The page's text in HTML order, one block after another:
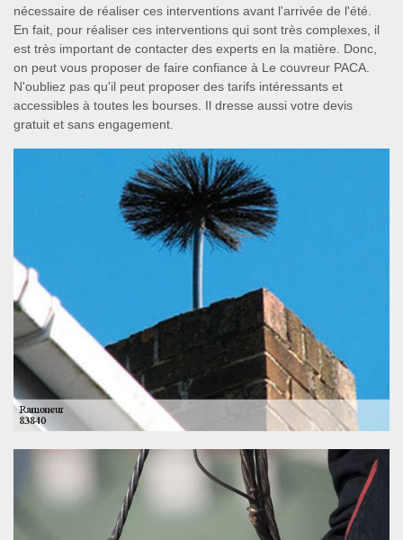
nécessaire de réaliser ces interventions avant l'arrivée de l'été.
En fait, pour réaliser ces interventions qui sont très complexes, il
est très important de contacter des experts en la matière. Donc,
on peut vous proposer de faire confiance à Le couvreur PACA.
N'oubliez pas qu'il peut proposer des tarifs intéressants et
accessibles à toutes les bourses. Il dresse aussi votre devis
gratuit et sans engagement.